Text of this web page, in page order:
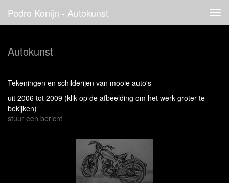
Pedro Konijn - Autokunst
Autokunst
Tekeningen en schilderijen van mooie auto's
uit 2006 tot 2009 (klik op de afbeelding om het werk groter te
bekijken)
stuur een bericht